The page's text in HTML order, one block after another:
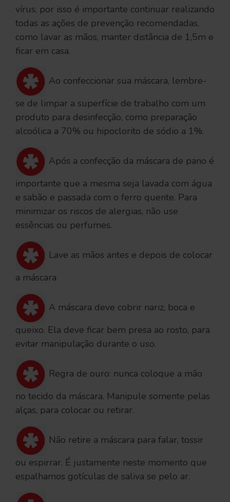
vírus, por isso é importante continuar realizando
todas as ações de prevenção recomendadas,
como lavar as mãos, manter distância de 1,5m e
ficar em casa.
Ao confeccionar sua máscara, lembre-
se de limpar a superfície de trabalho com um
produto para desinfecção, como preparação
alcoólica a 70% ou hipoclorito de sódio a 1%.
Após a confecção da máscara de pano é
importante que a mesma seja lavada com água
e sabão e passada com o ferro quente. Para
minimizar os riscos de alergias, não use
essências ou perfumes.
Lave as mãos antes e depois de colocar
a máscara
A máscara deve cobrir nariz, boca e
queixo. Ela deve ficar bem presa ao rosto, para
evitar manipulação durante o uso.
Regra de ouro: nunca coloque a mão
no tecido da máscara. Manipule somente pelas
alças, para colocar ou retirar.
Não retire a máscara para falar, tossir
ou espirrar. É justamente neste momento que
espalhamos gotículas de saliva se pelo ar.